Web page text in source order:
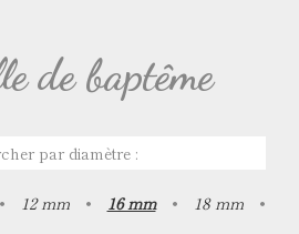
de baptême
par diamètre :
• 12 mm • 16 mm • 18 mm
•